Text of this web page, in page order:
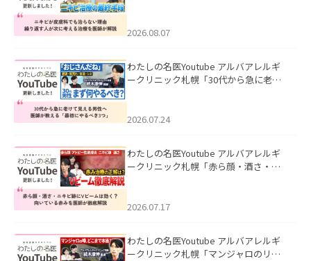
ました。
2026.08.07
わたしの名医Youtube アルバアレルギ
ークリニック札幌「30代から急に老け
た。
2026.07.24
わたしの名医Youtube アルバアレルギ
ークリニック札幌「赤ら顔・酒さ・ニ
した。
2026.07.17
わたしの名医Youtube アルバアレルギ
ークリニック札幌「マンジャロのリア